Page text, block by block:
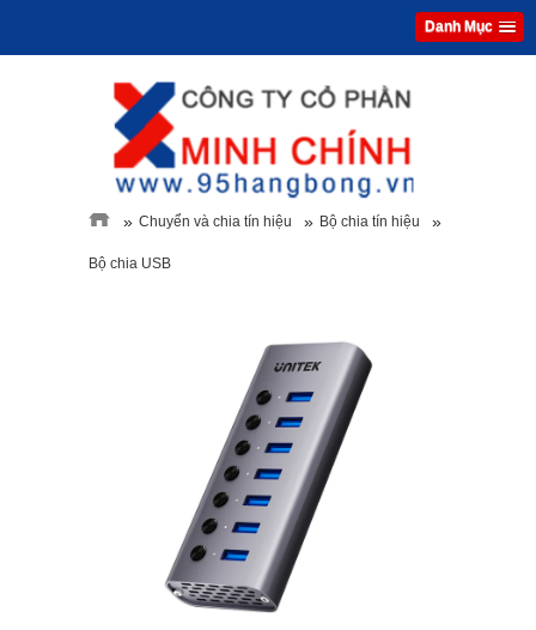
Danh Mục
» Chuyển và chia tín hiệu » Bộ chia tín hiệu »
Bộ chia USB